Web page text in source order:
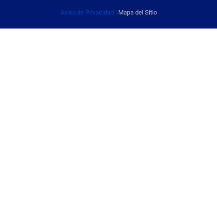
Aviso de Privacidad | Mapa del Sitio